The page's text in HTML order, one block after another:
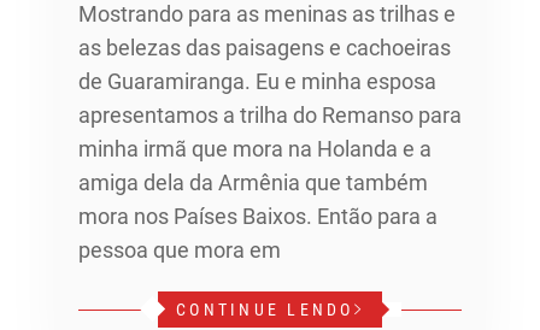
Mostrando para as meninas as trilhas e
as belezas das paisagens e cachoeiras
de Guaramiranga. Eu e minha esposa
apresentamos a trilha do Remanso para
minha irmã que mora na Holanda e a
amiga dela da Armênia que também
mora nos Países Baixos. Então para a
pessoa que mora em
CONTINUE LENDO